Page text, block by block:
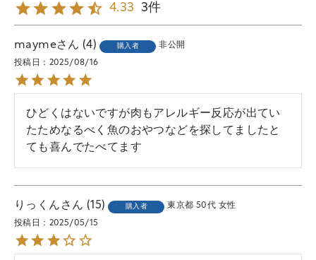
4.33 3
mayme 4 購入者 非公開
投稿日 2025/08/16
ひどくはないですが肉もアレルギー反応が出てい
たためなるべく魚のおやつなどを探してましたと
ても喜んでたべてます
りっくん 15 購入者 東京都 50代 女性
投稿日 2025/05/15